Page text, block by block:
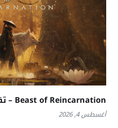
Beast of Reincarnation – تقييم
أغسطس 4, 2026